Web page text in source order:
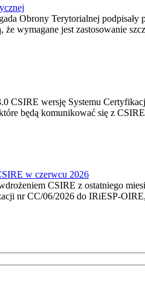
Obrony Terytorialnej
że wymagane jest zastosowanie
CSIRE wersję Systemu
będą komunikować się z
w czerwcu 2026
CSIRE z ostatniego
nr CC/06/2026 do